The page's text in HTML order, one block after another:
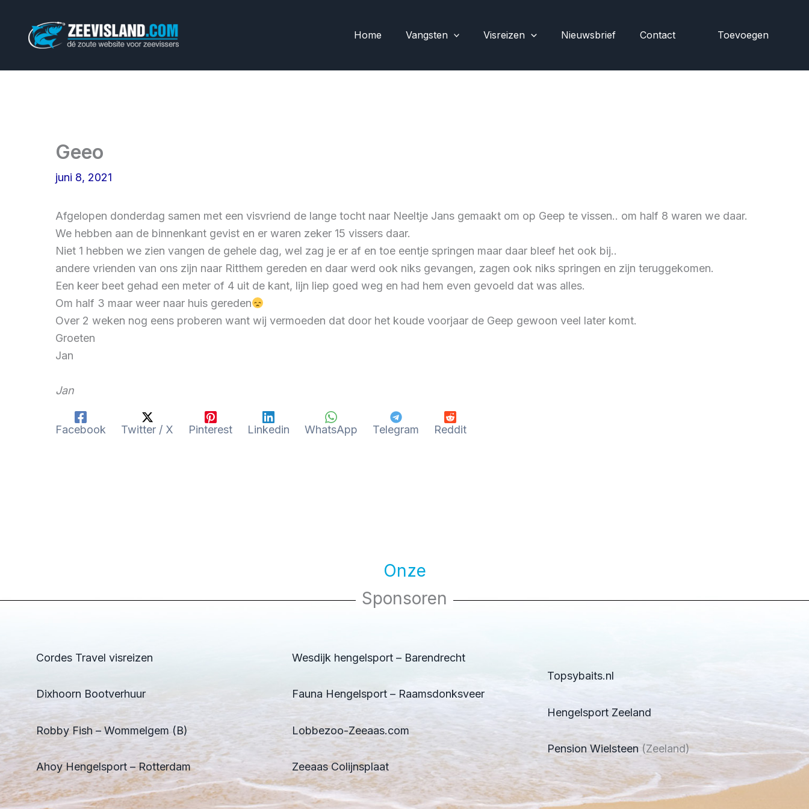
Home Vangsten Visreizen Nieuwsbrief Contact Toevoegen
Geeo
juni 8, 2021
Afgelopen donderdag samen met een visvriend de lange tocht naar Neeltje Jans gemaakt om op Geep te vissen.. om half 8 waren we daar.
We hebben aan de binnenkant gevist en er waren zeker 15 vissers daar.
Niet 1 hebben we zien vangen de gehele dag, wel zag je er af en toe eentje springen maar daar bleef het ook bij..
andere vrienden van ons zijn naar Ritthem gereden en daar werd ook niks gevangen, zagen ook niks springen en zijn teruggekomen.
Een keer beet gehad een meter of 4 uit de kant, lijn liep goed weg en had hem even gevoeld dat was alles.
Om half 3 maar weer naar huis gereden
Over 2 weken nog eens proberen want wij vermoeden dat door het koude voorjaar de Geep gewoon veel later komt.
Groeten
Jan
Jan
Facebook Twitter / X Pinterest Linkedin WhatsApp Telegram Reddit
Onze
Sponsoren
Cordes Travel visreizen
Dixhoorn Bootverhuur
Robby Fish – Wommelgem (B)
Ahoy Hengelsport – Rotterdam
Wesdijk hengelsport – Barendrecht
Fauna Hengelsport – Raamsdonksveer
Lobbezoo-Zeeaas.com
Zeeaas Colijnsplaat
Topsybaits.nl
Hengelsport Zeeland
Pension Wielsteen (Zeeland)